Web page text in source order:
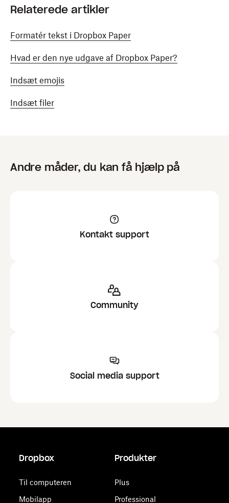
tilbagepilen for at gemme. Du vil komme tilbage til
Relaterede artikler
Formatér tekst i Dropbox Paper
Hvad er den nye udgave af Dropbox Paper?
Indsæt emojis
Indsæt filer
Andre måder, du kan få hjælp på
Kontakt support
Community
Social media support
Dropbox
Til computeren
Mobilapp
Produkter
Plus
Professional